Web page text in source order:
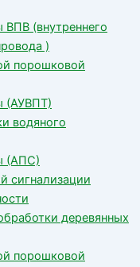
(внутреннего
)
порошковой
(АУВПТ)
водяного
(АПС)
сигнализации
деревянных
порошковой